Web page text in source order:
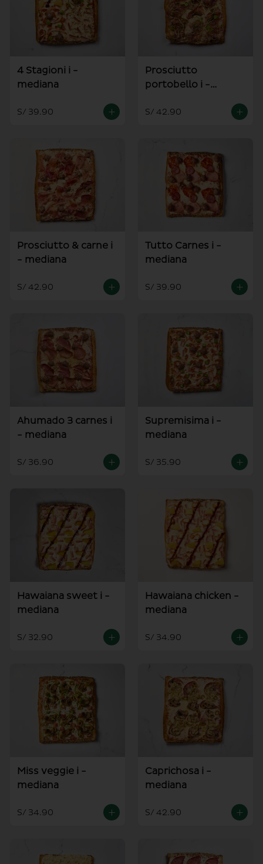
4 Stagioni i -
mediana
S/ 39.90
Prosciutto
portobello i -
S/ 42.90
Prosciutto & carne i
- mediana
S/ 42.90
Tutto Carnes i -
mediana
S/ 39.90
Ahumado 3 carnes i
- mediana
S/ 36.90
Supremisima i -
mediana
S/ 35.90
Hawaiana sweet i -
mediana
S/ 32.90
Hawaiana chicken -
mediana
S/ 34.90
Miss veggie i -
mediana
S/ 34.90
Caprichosa i -
mediana
S/ 42.90